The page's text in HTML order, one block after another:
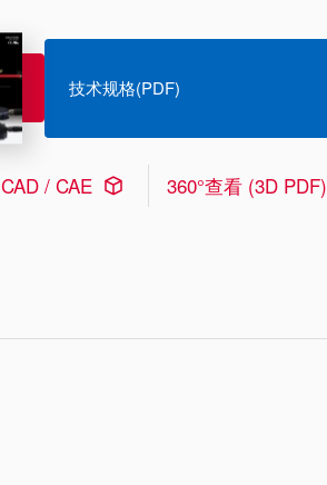
技术规格(PDF)
CAD / CAE 360°查看 (3D PDF)